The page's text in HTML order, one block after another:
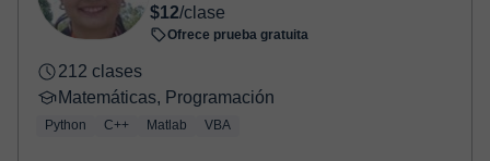
$12/clase
Ofrece prueba gratuita
212 clases
Matemáticas, Programación
Python C++ Matlab VBA